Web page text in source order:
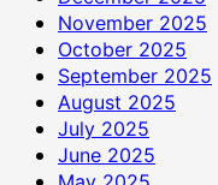
November 2025
October 2025
September 2025
August 2025
July 2025
June 2025